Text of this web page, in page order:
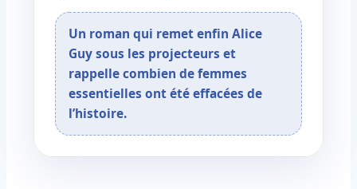
Un roman qui remet enfin Alice
Guy sous les projecteurs et
rappelle combien de femmes
essentielles ont été effacées de
l’histoire.